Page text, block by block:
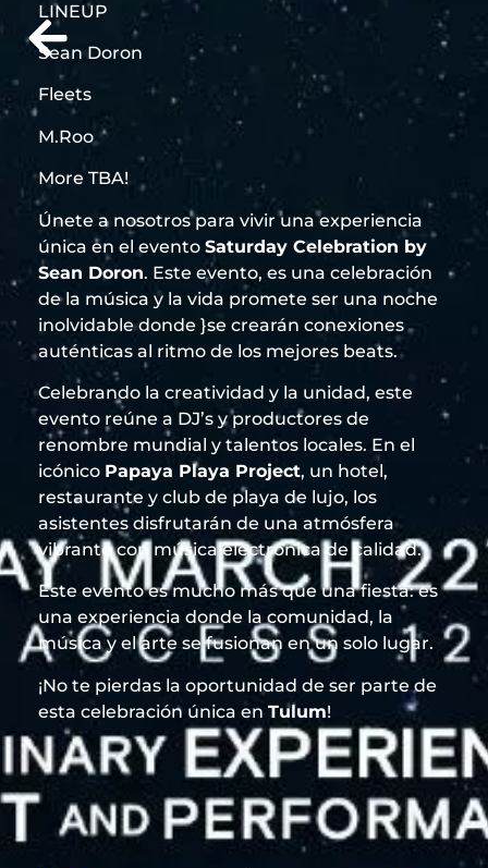
LINEUP
Sean Doron
Fleets
M.Roo
More TBA!
Únete a nosotros para vivir una experiencia
única en el evento Saturday Celebration by
Sean Doron. Este evento, es una celebración
de la música y la vida promete ser una noche
inolvidable donde }se crearán conexiones
auténticas al ritmo de los mejores beats.
Celebrando la creatividad y la unidad, este
evento reúne a DJ’s y productores de
renombre mundial y talentos locales. En el
icónico Papaya Playa Project, un hotel,
restaurante y club de playa de lujo, los
asistentes disfrutarán de una atmósfera
vibrante con música electrónica de calidad.
Este evento es mucho más que una fiesta: es
una experiencia donde la comunidad, la
música y el arte se fusionan en un solo lugar.
¡No te pierdas la oportunidad de ser parte de
esta celebración única en Tulum!